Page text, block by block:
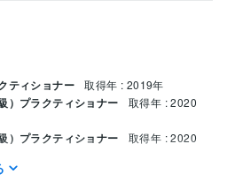
ティショナー 取得年 : 2019年
）プラクティショナー
取得年 : 2020
）プラクティショナー
取得年 : 2020
プラクティショナー